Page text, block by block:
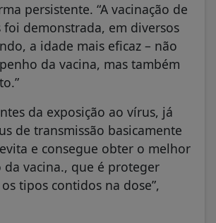
persistente. “A vacinação de
foi demonstrada, em diversos
a idade mais eficaz – não
da vacina, mas também
da exposição ao vírus, já
de transmissão basicamente
e consegue obter o melhor
da vacina., que é proteger
tipos contidos na dose”,